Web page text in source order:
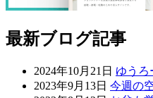
最新ブログ記事
2024年10月21日 ゆうろ
2023年9月13日 今週の